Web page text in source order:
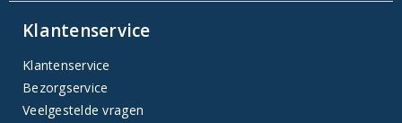
Klantenservice
Klantenservice
Bezorgservice
Veelgestelde vragen